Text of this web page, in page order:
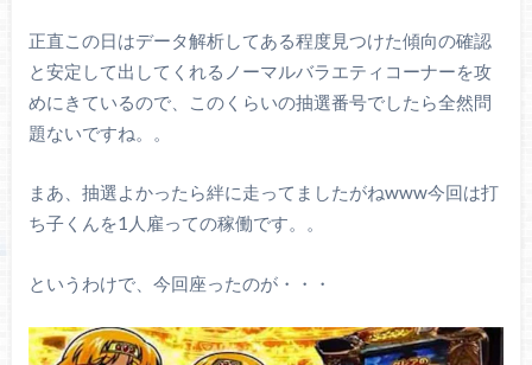
正直この日はデータ解析してある程度見つけた傾向の確認
と安定して出してくれるノーマルバラエティコーナーを攻
めにきているので、このくらいの抽選番号でしたら全然問
題ないですね。。
まあ、抽選よかったら絆に走ってましたがねwww今回は打
ち子くんを1人雇っての稼働です。。
というわけで、今回座ったのが・・・